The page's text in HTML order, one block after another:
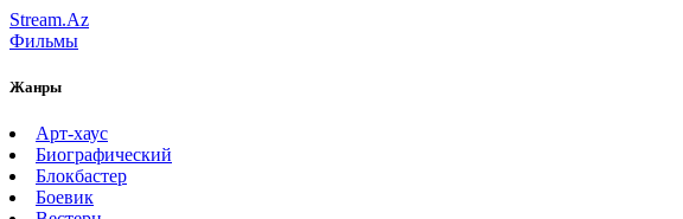
Stream.Az
Фильмы
Жанры
Арт-хаус
Биографический
Блокбастер
Боевик